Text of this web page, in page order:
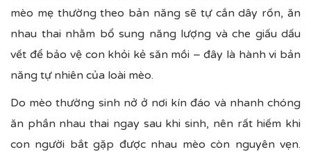
mèo mẹ thường theo bản năng sẽ tự cắn dây rốn, ăn
nhau thai nhằm bổ sung năng lượng và che giấu dấu
vết để bảo vệ con khỏi kẻ săn mồi – đây là hành vi bản
năng tự nhiên của loài mèo.
Do mèo thường sinh nở ở nơi kín đáo và nhanh chóng
ăn phần nhau thai ngay sau khi sinh, nên rất hiếm khi
con người bắt gặp được nhau mèo còn nguyên vẹn.